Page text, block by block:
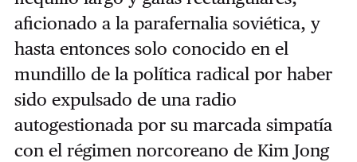
aficionado a la parafernalia soviética, y
hasta entonces solo conocido en el
mundillo de la política radical por haber
sido expulsado de una radio
autogestionada por su marcada simpatía
con el régimen norcoreano de Kim Jong